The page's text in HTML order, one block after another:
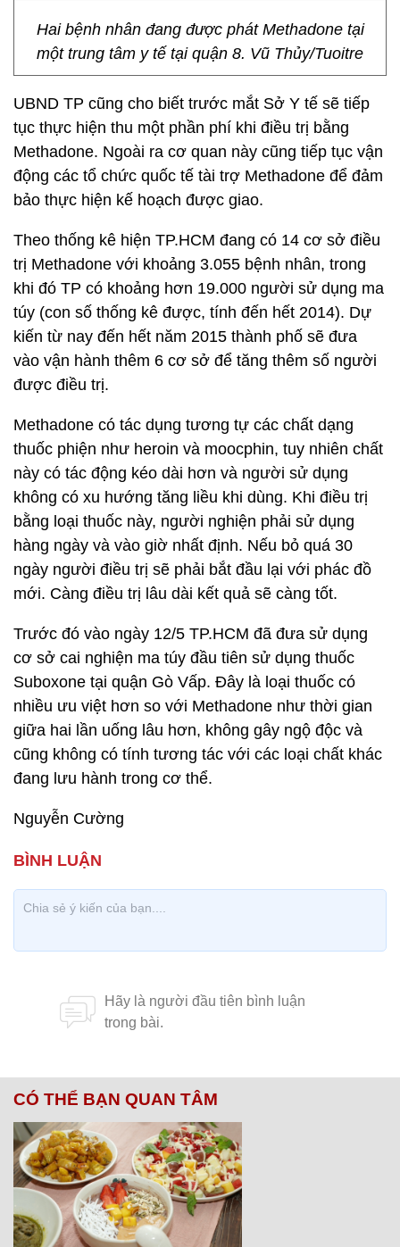
Hai bệnh nhân đang được phát Methadone tại
một trung tâm y tế tại quận 8. Vũ Thủy/Tuoitre
UBND TP cũng cho biết trước mắt Sở Y tế sẽ tiếp
tục thực hiện thu một phần phí khi điều trị bằng
Methadone. Ngoài ra cơ quan này cũng tiếp tục vận
động các tổ chức quốc tế tài trợ Methadone để đảm
bảo thực hiện kế hoạch được giao.
Theo thống kê hiện TP.HCM đang có 14 cơ sở điều
trị Methadone với khoảng 3.055 bệnh nhân, trong
khi đó TP có khoảng hơn 19.000 người sử dụng ma
túy (con số thống kê được, tính đến hết 2014). Dự
kiến từ nay đến hết năm 2015 thành phố sẽ đưa
vào vận hành thêm 6 cơ sở để tăng thêm số người
được điều trị.
Methadone có tác dụng tương tự các chất dạng
thuốc phiện như heroin và moocphin, tuy nhiên chất
này có tác động kéo dài hơn và người sử dụng
không có xu hướng tăng liều khi dùng. Khi điều trị
bằng loại thuốc này, người nghiện phải sử dụng
hàng ngày và vào giờ nhất định. Nếu bỏ quá 30
ngày người điều trị sẽ phải bắt đầu lại với phác đồ
mới. Càng điều trị lâu dài kết quả sẽ càng tốt.
Trước đó vào ngày 12/5 TP.HCM đã đưa sử dụng
cơ sở cai nghiện ma túy đầu tiên sử dụng thuốc
Suboxone tại quận Gò Vấp. Đây là loại thuốc có
nhiều ưu việt hơn so với Methadone như thời gian
giữa hai lần uống lâu hơn, không gây ngộ độc và
cũng không có tính tương tác với các loại chất khác
đang lưu hành trong cơ thể.
Nguyễn Cường
CÓ THỂ BẠN QUAN TÂM